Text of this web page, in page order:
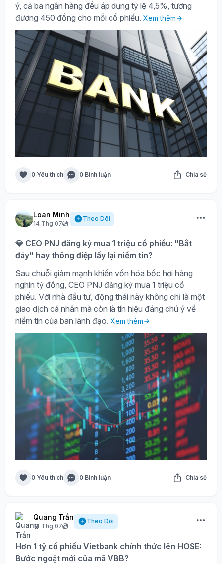
ý, cả ba ngân hàng đều áp dụng tỷ lệ 4,5%, tương
đương 450 đồng cho mỗi cổ phiếu. Xem thêm
0 Yêu thích 0 Bình luận Chia sẻ
Loan Minh
14 Thg 07
Theo Dõi
💎 CEO PNJ đăng ký mua 1 triệu cổ phiếu: "Bắt
đáy" hay thông điệp lấy lại niềm tin?
Sau chuỗi giảm mạnh khiến vốn hóa bốc hơi hàng
nghìn tỷ đồng, CEO PNJ đăng ký mua 1 triệu cổ
phiếu. Với nhà đầu tư, động thái này không chỉ là một
giao dịch cá nhân mà còn là tín hiệu đáng chú ý về
niềm tin của ban lãnh đạo. Xem thêm
0 Yêu thích 0 Bình luận Chia sẻ
Quang Trần
14 Thg 07
Theo Dõi
Hơn 1 tỷ cổ phiếu Vietbank chính thức lên HOSE:
Bước ngoặt mới của mã VBB?